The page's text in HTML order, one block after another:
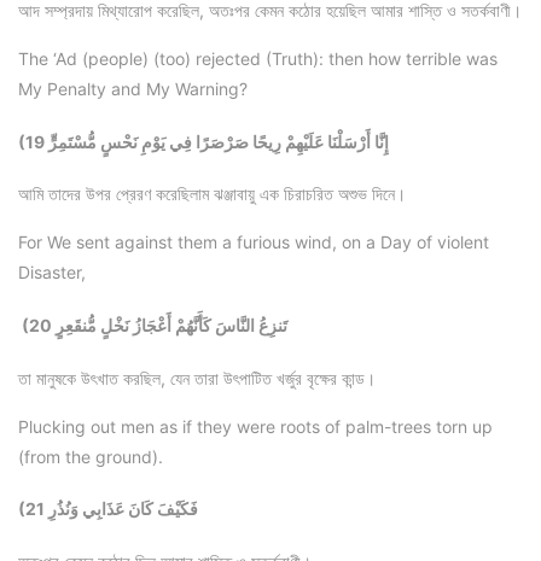
আদ সম্প্রদায় মিথ্যারোপ করেছিল, অতঃপর কেমন কঠোর হয়েছিল আমার শাস্তি ও সতর্কবাণী।
The ‘Ad (people) (too) rejected (Truth): then how terrible was
My Penalty and My Warning?
(19 إِنَّا أَرْسَلْنَا عَلَيْهِمْ رِيحًا صَرْصَرًا فِي يَوْمِ نَحْسٍ مُّسْتَمِرٍّ
আমি তাদের উপর প্রেরণ করেছিলাম ঝঞ্জাবায়ু এক চিরাচরিত অশুভ দিনে।
For We sent against them a furious wind, on a Day of violent
Disaster,
(20 تَنزِعُ النَّاسَ كَأَنَّهُمْ أَعْجَازُ نَخْلٍ مُّنقَعِرٍ
তা মানুষকে উৎখাত করছিল, যেন তারা উৎপাটিত খর্জুর বৃক্ষের কান্ড।
Plucking out men as if they were roots of palm-trees torn up
(from the ground).
(21 فَكَيْفَ كَانَ عَذَابِي وَنُذُرِ